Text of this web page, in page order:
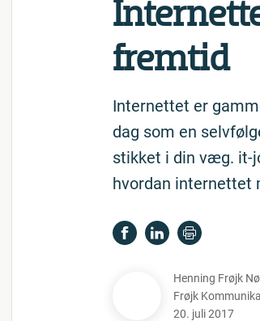
fremtid
Internettet er
dag som en
stikket i din væg. it-
hvordan internettet
Henning Frøjk
Frøjk
20. juli 2017